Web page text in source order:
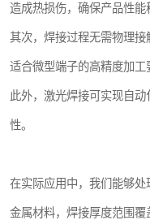
造成热损伤，确保产品性能
其次，焊接过程无需物理接
适合微型端子的高精度加工
此外，激光焊接可实现自
性。
在实际应用中，我们能够
金属材料，焊接厚度范围